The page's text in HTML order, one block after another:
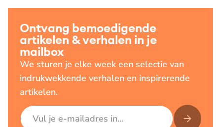
Ontvang bemoedigende
artikelen & verhalen in je
mailbox
We sturen je elke week een selectie van
indrukwekkende verhalen en inspirerende
artikelen.
E-mailadres